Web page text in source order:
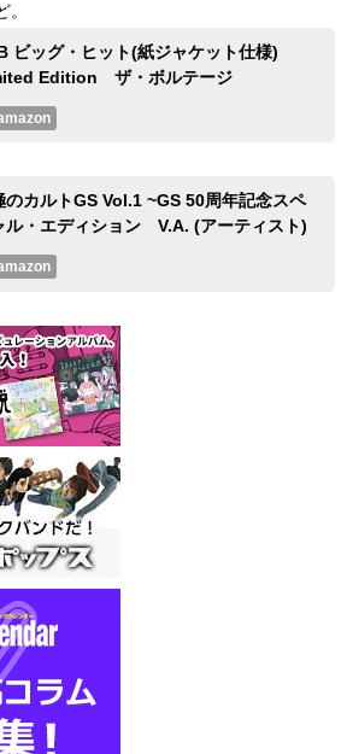
ビッグ・ヒット(紙ジャケット仕様)
Edition ザ・ボルテージ
のカルトGS Vol.1 ~GS 50周年記念スペ
ル・エディション V.A. (アーティスト)